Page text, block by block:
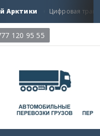
Цифровая
120 95 55